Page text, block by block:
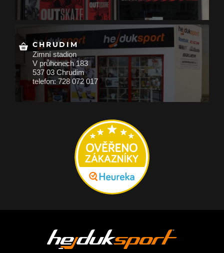
CHRUDIM
Zimní stadion
V průhonech 183
537 03 Chrudim
telefon: 728 072 017